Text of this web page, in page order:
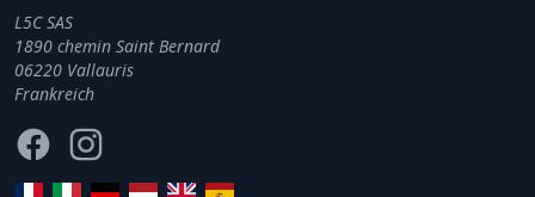
L5C SAS
1890 chemin Saint Bernard
06220 Vallauris
Frankreich
FacebookInstagram